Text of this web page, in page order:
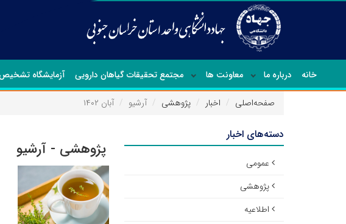
خانه درباره ما معاونت ها مجتمع تحقیقات گیاهان دارویی آزمایشگاه
صفحه‌اصلی اخبار پژوهشی آرشیو آبان ۱۴۰۲
پژوهشی - آرشیو
دسته‌های اخبار
عمومی
پژوهشی
اطلاعیه